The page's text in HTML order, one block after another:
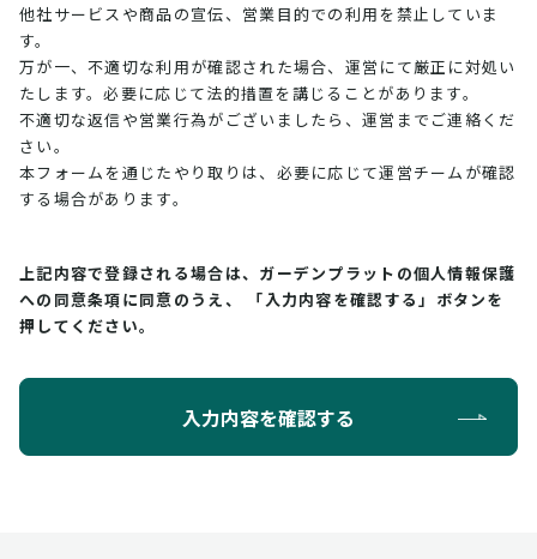
他社サービスや商品の宣伝、営業目的での利用を禁止していま
す。
万が一、不適切な利用が確認された場合、運営にて厳正に対処い
たします。必要に応じて法的措置を講じることがあります。
不適切な返信や営業行為がございましたら、運営までご連絡くだ
さい。
本フォームを通じたやり取りは、必要に応じて運営チームが確認
する場合があります。
上記内容で登録される場合は、ガーデンプラットの個人情報保護
への同意条項に同意のうえ、
「入力内容を確認する」ボタンを
押してください。
入力内容を確認する